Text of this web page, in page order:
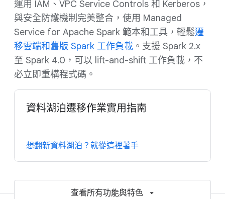
運用 IAM、VPC Service Controls 和 Kerberos，
與安全防護機制完美整合，使用 Managed
Service for Apache Spark 範本和工具，輕鬆遷
移雲端和舊版 Spark 工作負載 。支援 Spark 2.x
至 Spark 4.0，可以 lift-and-shift 工作負載，不
必立即重構程式碼。
資料湖泊遷移作業實用指南
想翻新資料湖泊？就從這裡著手
查看所有功能與特色